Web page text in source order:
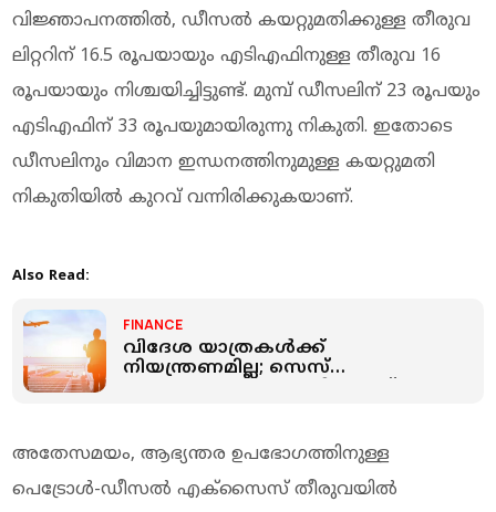
വിജ്ഞാപനത്തില്‍, ഡീസല്‍ കയറ്റുമതിക്കുള്ള തീരുവ
ലിറ്ററിന് 16.5 രൂപയായും എടിഎഫിനുള്ള തീരുവ 16
രൂപയായും നിശ്ചയിച്ചിട്ടുണ്ട്. മുമ്പ് ഡീസലിന് 23 രൂപയും
എടിഎഫിന് 33 രൂപയുമായിരുന്നു നികുതി. ഇതോടെ
ഡീസലിനും വിമാന ഇന്ധനത്തിനുമുള്ള കയറ്റുമതി
നികുതിയില്‍ കുറവ് വന്നിരിക്കുകയാണ്.
Also Read:
FINANCE
വിദേശ യാത്രകള്‍ക്ക്
നിയന്ത്രണമില്ല; സെസ്
അതേസമയം, ആഭ്യന്തര ഉപഭോഗത്തിനുള്ള
പെട്രോള്‍-ഡീസല്‍ എക്സൈസ് തീരുവയില്‍